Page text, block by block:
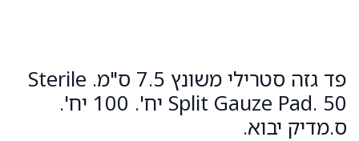
פד גזה סטרילי משונץ 7.5 ס"מ. Sterile
Split Gauze Pad. 50 יח'. 100 יח'.
ס.מדיק יבוא.